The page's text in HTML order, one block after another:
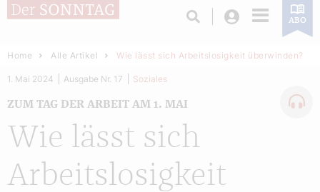
Login ABO
Home Alle Artikel Wie lässt sich Arbeitslosigkeit überwinden?
Wie lässt sich
Arbeitslosigkeit
ZUM TAG DER ARBEIT AM 1. MAI
1. Mai 2024 Ausgabe Nr. 17 Soziales